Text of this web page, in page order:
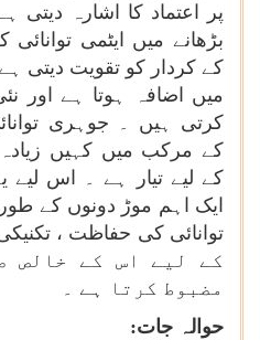
پر اعتماد کا اشارہ دیتی
بڑھانے میں ایٹمی
کے کردار کو تقویت دیتی
میں اضافہ ہوتا ہے اور
کرتی ہیں ۔ جوہری
کے مرکب میں کہیں
کے لیے تیار ہے ۔ اس لیے
ایک اہم موڑ دونوں کے
کے لیے اس کے خالص
مضبوط کرتا ہے ۔
حوالہ جات: